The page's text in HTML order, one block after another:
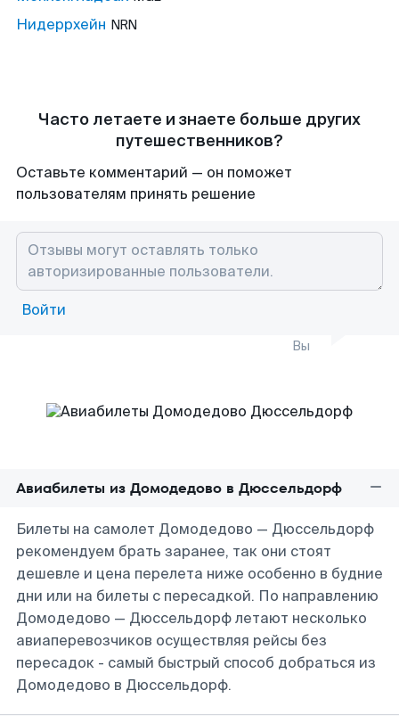
Нидеррхейн NRN
Часто летаете и знаете больше других
путешественников?
Оставьте комментарий — он поможет
пользователям принять решение
Войти
Вы
Авиабилеты из Домодедово в Дюссельдорф
Билеты на самолет Домодедово — Дюссельдорф
рекомендуем брать заранее, так они стоят
дешевле и цена перелета ниже особенно в будние
дни или на билеты с пересадкой. По направлению
Домодедово — Дюссельдорф летают несколько
авиаперевозчиков осуществляя рейсы без
пересадок - самый быстрый способ добраться из
Домодедово в Дюссельдорф.